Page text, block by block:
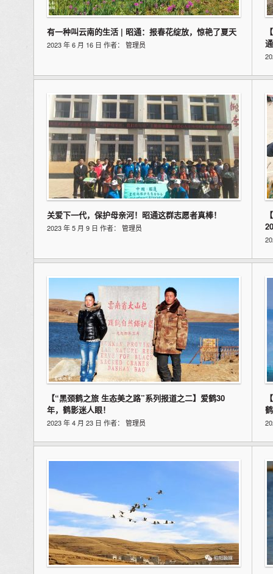
有一种叫云南的生活 | 昭通：报春花绽放，惊艳了夏天
2023 年 6 月 16 日 作者： 管理员
关爱下一代，保护母亲河！昭通这群志愿者真棒！
2023 年 5 月 9 日 作者： 管理员
【“黑颈鹤之旅 生态美之路”系列报道之二】爱鹤30
年，鹤影迷人眼！
2023 年 4 月 23 日 作者： 管理员